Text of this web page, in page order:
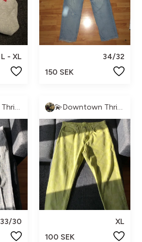
L - XL
34/32
150 SEK
33/30
XL
100 SEK